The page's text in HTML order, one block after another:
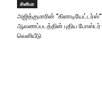
சினிமா
அஜித்குமாரின் “கிளாடியேட்டர்ஸ்”
ஆவணப்படத்தின் புதிய போஸ்டர்
வெளியீடு